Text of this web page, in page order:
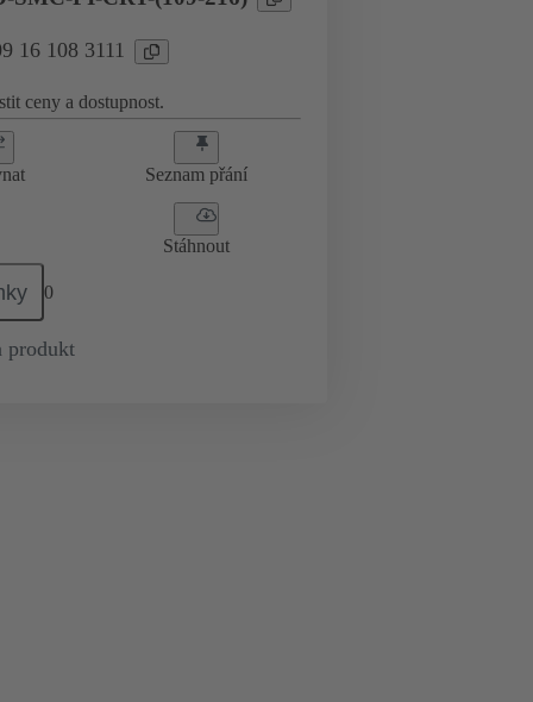
16 108 3111
ceny a dostupnost.
Seznam přání
Stáhnout
0
produkt